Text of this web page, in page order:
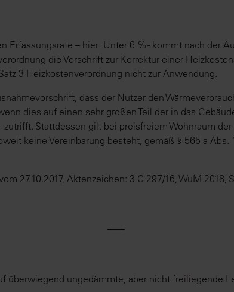
Erfassungsrate – hier: Unter 6 % - kommt nach der
die Vorschrift zur Korrektur einer
3 Heizkostenverordnung nicht zur Anwendung.
dass der Nutzer den
dies auf einen sehr großen Teil der in das
zutrifft. Stattdessen gilt bei preisfreiem Wohnraum
keine Vereinbarung besteht, gemäß § 565 a Abs.
27.10.2017, Aktenzeichen: 3 C 297/16, WuM 2018,
⸺
überwiegend ungedämmte, aber nicht freiliegende